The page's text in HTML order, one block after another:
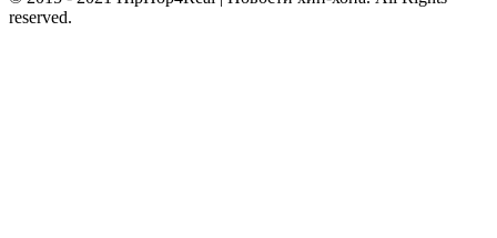
reserved.